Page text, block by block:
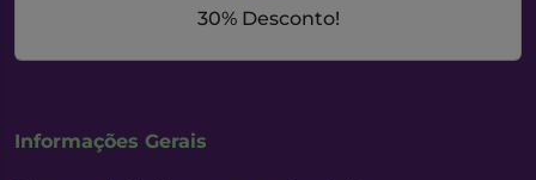
30% Desconto!
Informações Gerais